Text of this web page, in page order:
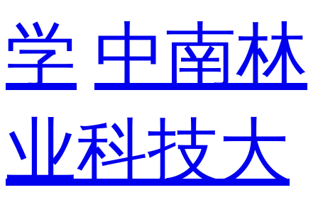
学 中南林
业科技大